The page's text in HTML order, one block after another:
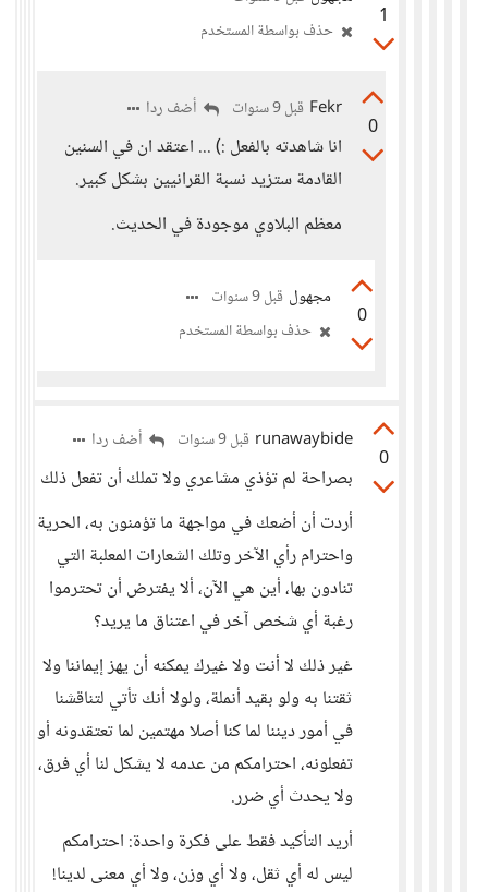
1
حذف بواسطة المستخدم
0
Fekr قبل 9 سنوات أضف ردا
انا شاهدته بالفعل :) ... اعتقد ان في السنين
القادمة ستزيد نسبة القرانيين بشكل كبير.
معظم البلاوي موجودة في الحديث.
0
مجهول قبل 9 سنوات
حذف بواسطة المستخدم
0
runawaybide قبل 9 سنوات أضف ردا
بصراحة لم تؤذي مشاعري ولا تملك أن تفعل ذلك
أردت أن أضعك في مواجهة ما تؤمنون به، الحرية
واحترام رأي الآخر وتلك الشعارات المعلبة التي
تنادون بها، أين هي الآن، ألا يفترض أن تحترموا
رغبة أي شخص آخر في اعتناق ما يريد؟
غير ذلك لا أنت ولا غيرك يمكنه أن يهز إيماننا ولا
ثقتنا به ولو بقيد أنملة، ولولا أنك تأتي لتناقشنا
في أمور ديننا لما كنا أصلا مهتمين لما تعتقدونه أو
تفعلونه، احترامكم من عدمه لا يشكل لنا أي فرق،
ولا يحدث أي ضرر.
أريد التأكيد فقط على فكرة واحدة: احترامكم
ليس له أي ثقل، ولا أي وزن، ولا أي معنى لدينا!